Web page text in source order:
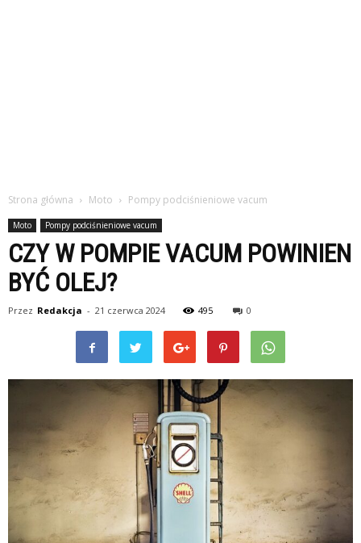
Strona główna Moto Pompy podciśnieniowe vacum
Moto Pompy podciśnieniowe vacum
CZY W POMPIE VACUM POWINIEN
BYĆ OLEJ?
Przez Redakcja - 21 czerwca 2024 495 0